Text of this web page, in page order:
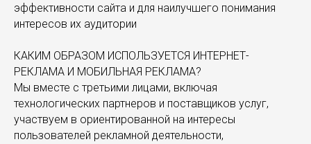
эффективности сайта и для наилучшего понимания
интересов их аудитории
КАКИМ ОБРАЗОМ ИСПОЛЬЗУЕТСЯ ИНТЕРНЕТ-
РЕКЛАМА И МОБИЛЬНАЯ РЕКЛАМА?
Мы вместе с третьими лицами, включая
технологических партнеров и поставщиков услуг,
участвуем в ориентированной на интересы
пользователей рекламной деятельности,